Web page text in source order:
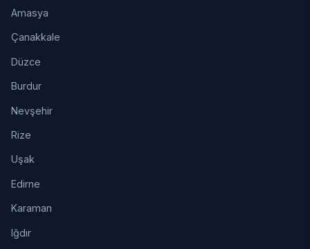
Amasya
Çanakkale
Düzce
Burdur
Nevşehir
Rize
Uşak
Edirne
Karaman
Iğdır